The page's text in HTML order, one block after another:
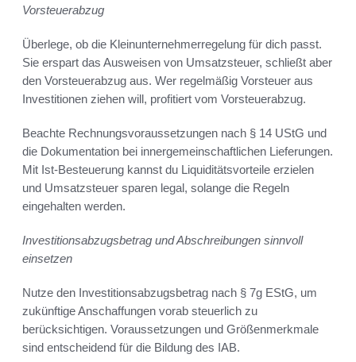
Vorsteuerabzug
Überlege, ob die Kleinunternehmerregelung für dich passt.
Sie erspart das Ausweisen von Umsatzsteuer, schließt aber
den Vorsteuerabzug aus. Wer regelmäßig Vorsteuer aus
Investitionen ziehen will, profitiert vom Vorsteuerabzug.
Beachte Rechnungsvoraussetzungen nach § 14 UStG und
die Dokumentation bei innergemeinschaftlichen Lieferungen.
Mit Ist-Besteuerung kannst du Liquiditätsvorteile erzielen
und Umsatzsteuer sparen legal, solange die Regeln
eingehalten werden.
Investitionsabzugsbetrag und Abschreibungen sinnvoll
einsetzen
Nutze den Investitionsabzugsbetrag nach § 7g EStG, um
zukünftige Anschaffungen vorab steuerlich zu
berücksichtigen. Voraussetzungen und Größenmerkmale
sind entscheidend für die Bildung des IAB.